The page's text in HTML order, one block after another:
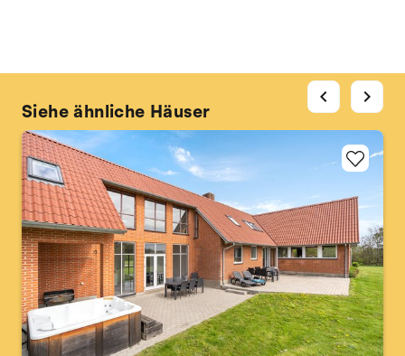
Siehe ähnliche Häuser
chevron_left chevron_right